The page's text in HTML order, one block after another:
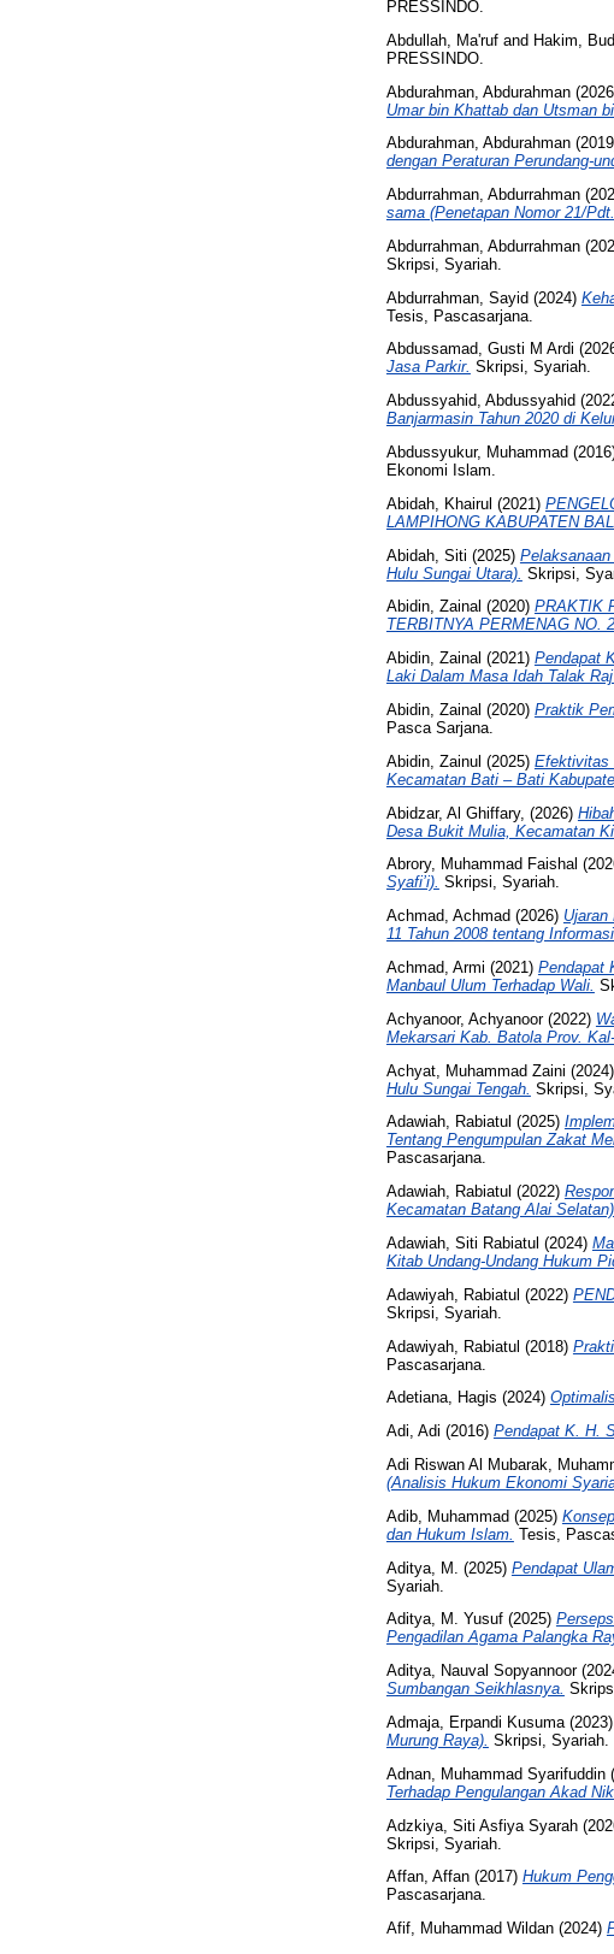
PRESSINDO.
Abdullah, Ma'rufand Hakim,
PRESSINDO.
Abdurahman, Abdurahman
Umar bin Khattab dan Utsman
Abdurahman, Abdurahman
dengan Peraturan Perundang-
Abdurrahman, Abdurrahman
sama (Penetapan Nomor 21/
Abdurrahman, Abdurrahman
Skripsi, Syariah.
Abdurrahman, Sayid(2024)
Tesis, Pascasarjana.
Abdussamad, Gusti M Ardi
Jasa Parkir. Skripsi, Syariah.
Abdussyahid, Abdussyahid
Banjarmasin Tahun 2020 di
Abdussyukur, Muhammad
Ekonomi Islam.
Abidah, Khairul (2021)
LAMPIHONG KABUPATEN
Abidah, Siti (2025)
Hulu Sungai Utara). Skripsi,
Abidin, Zainal (2020) PRAKTIK
TERBITNYA PERMENAG NO.
Abidin, Zainal (2021) Pendapat
Laki Dalam Masa Idah Talak
Abidin, Zainal (2020) Praktik
Pasca Sarjana.
Abidin, Zainul (2025) Efektivitas
Kecamatan Bati – Bati
Abidzar, Al Ghiffary, (2026)
Desa Bukit Mulia, Kecamatan
Abrory, Muhammad Faishal
Syafi’i). Skripsi, Syariah.
Achmad, Achmad (2026) Ujaran
11 Tahun 2008 tentang
Achmad, Armi (2021) Pendapat
Manbaul Ulum Terhadap Wali.
Achyanoor, Achyanoor(2022)
Mekarsari Kab. Batola Prov.
Achyat, Muhammad Zaini (2024)
Hulu Sungai Tengah. Skripsi,
Adawiah, Rabiatul (2025)
Tentang Pengumpulan Zakat
Pascasarjana.
Adawiah, Rabiatul (2022)
Kecamatan Batang Alai
Adawiah, Siti Rabiatul (2024)
Kitab Undang-Undang Hukum
Adawiyah, Rabiatul (2022)
Skripsi, Syariah.
Adawiyah, Rabiatul (2018)
Pascasarjana.
Adetiana, Hagis (2024)
Adi, Adi (2016) Pendapat K. H.
Adi Riswan Al Mubarak,
(Analisis Hukum Ekonomi
Adib, Muhammad (2025)
dan Hukum Islam. Tesis,
Aditya, M. (2025) Pendapat
Syariah.
Aditya, M. Yusuf(2025)
Pengadilan Agama Palangka
Aditya, Nauval Sopyannoor
Sumbangan Seikhlasnya.
Admaja, Erpandi Kusuma(2023)
Murung Raya). Skripsi, Syariah.
Adnan, Muhammad Syarifuddin
Terhadap Pengulangan Akad
Adzkiya, Siti Asfiya Syarah
Skripsi, Syariah.
Affan, Affan(2017) Hukum
Pascasarjana.
Afif, Muhammad Wildan(2024)